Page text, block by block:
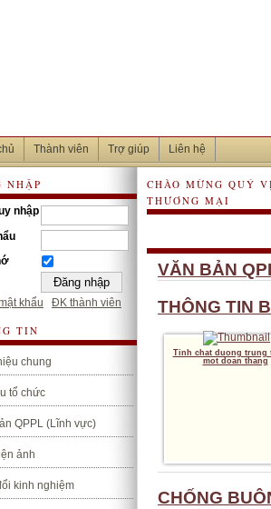
Thành viên Trợ giúp Liên hệ
NHẬP
nhập
khẩu ĐK thành viên
TIN
chung
tổ chức
QPPL (Lĩnh vực)
ảnh
kinh nghiệm
CHÀO MỪNG QUÝ
THƯƠNG MẠI
VĂN BẢN
THÔNG TIN
Tinh chat duong trung
mot doan thang
CHỐNG